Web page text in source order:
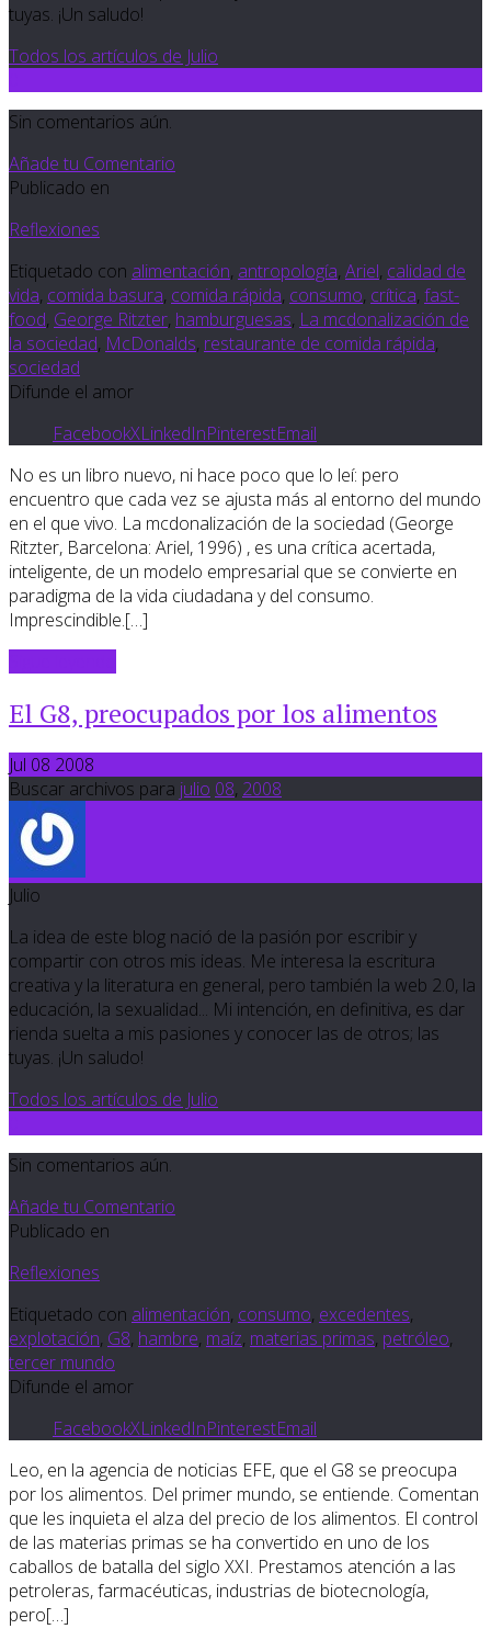
tuyas. ¡Un saludo!
Todos los artículos de Julio
Sin comentarios aún.
Añade tu Comentario
Publicado en
Reflexiones
Etiquetado con alimentación, antropología, Ariel, calidad de
vida, comida basura, comida rápida, consumo, crítica, fast-
food, George Ritzter, hamburguesas, La mcdonalización de
la sociedad, McDonalds, restaurante de comida rápida,
sociedad
Difunde el amor
FacebookXLinkedInPinterestEmail
No es un libro nuevo, ni hace poco que lo leí: pero
encuentro que cada vez se ajusta más al entorno del mundo
en el que vivo. La mcdonalización de la sociedad (George
Ritzter, Barcelona: Ariel, 1996) , es una crítica acertada,
inteligente, de un modelo empresarial que se convierte en
paradigma de la vida ciudadana y del consumo.
Imprescindible.[…]
El G8, preocupados por los alimentos
Jul 08 2008
Buscar archivos para julio 08, 2008
Julio
La idea de este blog nació de la pasión por escribir y
compartir con otros mis ideas. Me interesa la escritura
creativa y la literatura en general, pero también la web 2.0, la
educación, la sexualidad... Mi intención, en definitiva, es dar
rienda suelta a mis pasiones y conocer las de otros; las
tuyas. ¡Un saludo!
Todos los artículos de Julio
Sin comentarios aún.
Añade tu Comentario
Publicado en
Reflexiones
Etiquetado con alimentación, consumo, excedentes,
explotación, G8, hambre, maíz, materias primas, petróleo,
tercer mundo
Difunde el amor
FacebookXLinkedInPinterestEmail
Leo, en la agencia de noticias EFE, que el G8 se preocupa
por los alimentos. Del primer mundo, se entiende. Comentan
que les inquieta el alza del precio de los alimentos. El control
de las materias primas se ha convertido en uno de los
caballos de batalla del siglo XXI. Prestamos atención a las
petroleras, farmacéuticas, industrias de biotecnología,
pero[…]